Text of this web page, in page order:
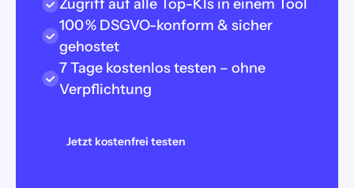
Zugriff auf alle Top-KIs in einem Tool
100 % DSGVO-konform & sicher
gehostet
7 Tage kostenlos testen – ohne
Verpflichtung
Jetzt kostenfrei testen